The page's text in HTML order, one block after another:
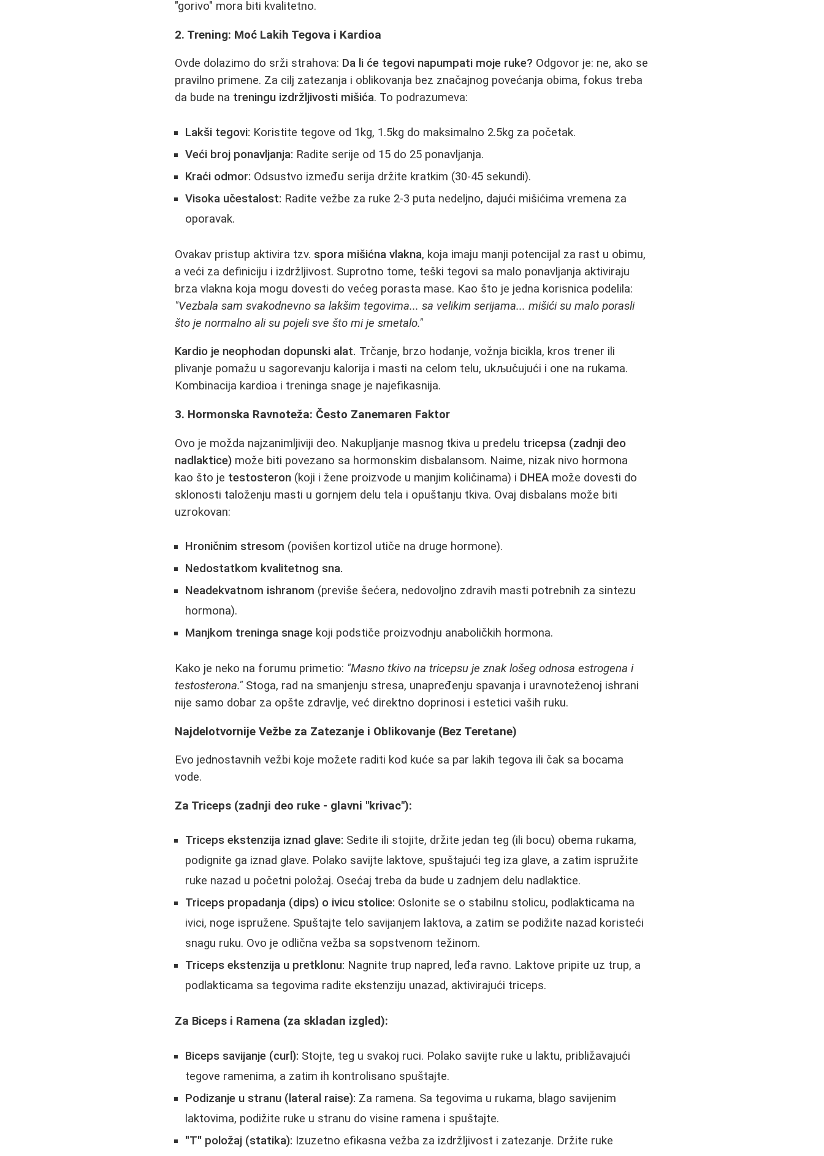
"gorivo" mora biti kvalitetno.
2. Trening: Moć Lakih Tegova i Kardioa
Ovde dolazimo do srži strahova: Da li će tegovi napumpati moje ruke? Odgovor je: ne, ako se
pravilno primene. Za cilj zatezanja i oblikovanja bez značajnog povećanja obima, fokus treba
da bude na treningu izdržljivosti mišića. To podrazumeva:
Lakši tegovi: Koristite tegove od 1kg, 1.5kg do maksimalno 2.5kg za početak.
Veći broj ponavljanja: Radite serije od 15 do 25 ponavljanja.
Kraći odmor: Odsustvo između serija držite kratkim (30-45 sekundi).
Visoka učestalost: Radite vežbe za ruke 2-3 puta nedeljno, dajući mišićima vremena za
oporavak.
Ovakav pristup aktivira tzv. spora mišićna vlakna, koja imaju manji potencijal za rast u obimu,
a veći za definiciju i izdržljivost. Suprotno tome, teški tegovi sa malo ponavljanja aktiviraju
brza vlakna koja mogu dovesti do većeg porasta mase. Kao što je jedna korisnica podelila:
"Vezbala sam svakodnevno sa lakšim tegovima... sa velikim serijama... mišići su malo porasli
što je normalno ali su pojeli sve što mi je smetalo."
Kardio je neophodan dopunski alat. Trčanje, brzo hodanje, vožnja bicikla, kros trener ili
plivanje pomažu u sagorevanju kalorija i masti na celom telu, ukљučujući i one na rukama.
Kombinacija kardioa i treninga snage je najefikasnija.
3. Hormonska Ravnoteža: Često Zanemaren Faktor
Ovo je možda najzanimljiviji deo. Nakupljanje masnog tkiva u predelu tricepsa (zadnji deo
nadlaktice) može biti povezano sa hormonskim disbalansom. Naime, nizak nivo hormona
kao što je testosteron (koji i žene proizvode u manjim količinama) i DHEA može dovesti do
sklonosti taloženju masti u gornjem delu tela i opuštanju tkiva. Ovaj disbalans može biti
uzrokovan:
Hroničnim stresom (povišen kortizol utiče na druge hormone).
Nedostatkom kvalitetnog sna.
Neadekvatnom ishranom (previše šećera, nedovoljno zdravih masti potrebnih za sintezu
hormona).
Manjkom treninga snage koji podstiče proizvodnju anaboličkih hormona.
Kako je neko na forumu primetio: "Masno tkivo na tricepsu je znak lošeg odnosa estrogena i
testosterona." Stoga, rad na smanjenju stresa, unapređenju spavanja i uravnoteženoj ishrani
nije samo dobar za opšte zdravlje, već direktno doprinosi i estetici vaših ruku.
Najdelotvornije Vežbe za Zatezanje i Oblikovanje (Bez Teretane)
Evo jednostavnih vežbi koje možete raditi kod kuće sa par lakih tegova ili čak sa bocama
vode.
Za Triceps (zadnji deo ruke - glavni "krivac"):
Triceps ekstenzija iznad glave: Sedite ili stojite, držite jedan teg (ili bocu) obema rukama,
podignite ga iznad glave. Polako savijte laktove, spuštajući teg iza glave, a zatim ispružite
ruke nazad u početni položaj. Osećaj treba da bude u zadnjem delu nadlaktice.
Triceps propadanja (dips) o ivicu stolice: Oslonite se o stabilnu stolicu, podlakticama na
ivici, noge ispružene. Spuštajte telo savijanjem laktova, a zatim se podižite nazad koristeći
snagu ruku. Ovo je odlična vežba sa sopstvenom težinom.
Triceps ekstenzija u pretklonu: Nagnite trup napred, leđa ravno. Laktove pripite uz trup, a
podlakticama sa tegovima radite ekstenziju unazad, aktivirajući triceps.
Za Biceps i Ramena (za skladan izgled):
Biceps savijanje (curl): Stojte, teg u svakoj ruci. Polako savijte ruke u laktu, približavajući
tegove ramenima, a zatim ih kontrolisano spuštajte.
Podizanje u stranu (lateral raise): Za ramena. Sa tegovima u rukama, blago savijenim
laktovima, podižite ruke u stranu do visine ramena i spuštajte.
"T" položaj (statika): Izuzetno efikasna vežba za izdržljivost i zatezanje. Držite ruke